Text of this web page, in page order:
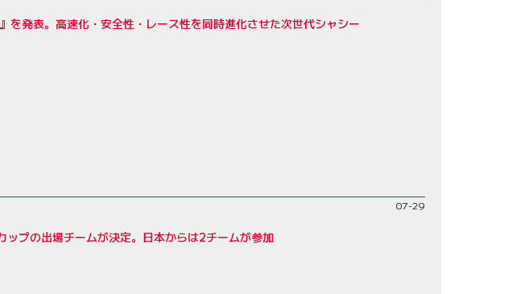
発表。高速化・安全性・レース性を同時進化させた次世代シャシー
07-29
プの出場チームが決定。日本からは2チームが参加